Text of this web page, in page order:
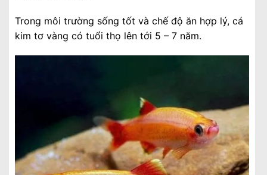
Trong môi trường sống tốt và chế độ ăn hợp lý, cá
kim tơ vàng có tuổi thọ lên tới 5 – 7 năm.